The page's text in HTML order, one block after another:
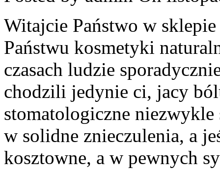
Witajcie Państwo w
Państwu kosmetyki
czasach ludzie
chodzili jedynie ci, jacy
stomatologiczne niezwykle
w solidne znieczulenia, a
kosztowne, a w pewnych